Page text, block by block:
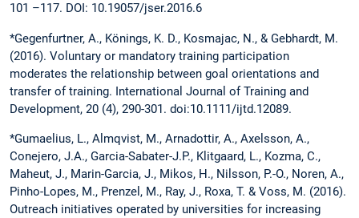
101 –117. DOI: 10.19057/jser.2016.6
*Gegenfurtner, A., Könings, K. D., Kosmajac, N., & Gebhardt, M.
(2016). Voluntary or mandatory training participation
moderates the relationship between goal orientations and
transfer of training. International Journal of Training and
Development, 20 (4), 290-301. doi:10.1111/ijtd.12089.
*Gumaelius, L., Almqvist, M., Arnadottir, A., Axelsson, A.,
Conejero, J.A., Garcia-Sabater-J.P., Klitgaard, L., Kozma, C.,
Maheut, J., Marin-Garcia, J., Mikos, H., Nilsson, P.-O., Noren, A.,
Pinho-Lopes, M., Prenzel, M., Ray, J., Roxa, T. & Voss, M. (2016).
Outreach initiatives operated by universities for increasing